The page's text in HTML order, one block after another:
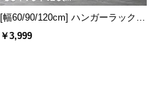
[幅60/90/120cm] ハンガーラック
スチール 4段階高さ調節 サイドフ
ック オープンラック シンプル
￥3,999